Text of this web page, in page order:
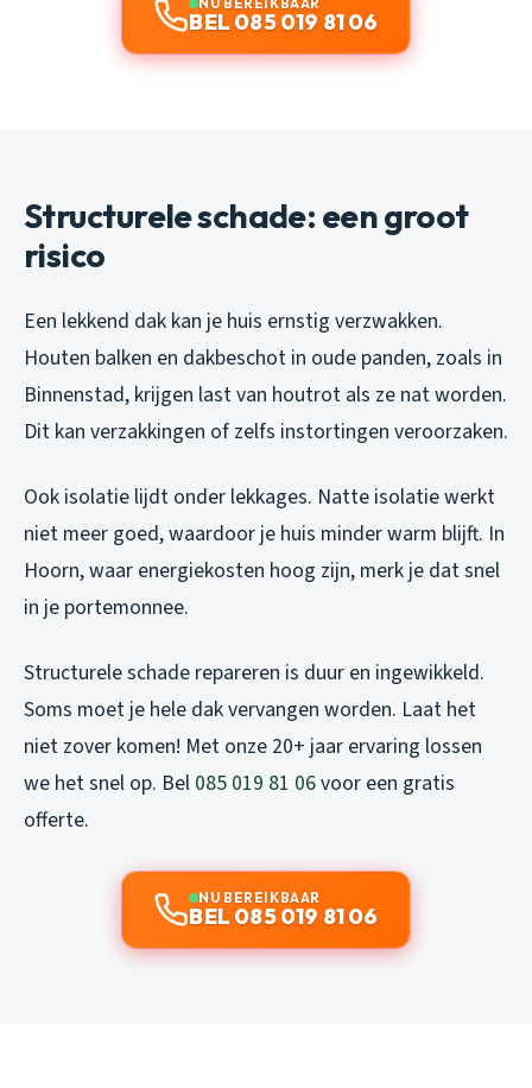
BEL 085 019 81 06
Structurele schade: een groot
risico
Een lekkend dak kan je huis ernstig verzwakken.
Houten balken en dakbeschot in oude panden, zoals in
Binnenstad, krijgen last van houtrot als ze nat worden.
Dit kan verzakkingen of zelfs instortingen veroorzaken.
Ook isolatie lijdt onder lekkages. Natte isolatie werkt
niet meer goed, waardoor je huis minder warm blijft. In
Hoorn, waar energiekosten hoog zijn, merk je dat snel
in je portemonnee.
Structurele schade repareren is duur en ingewikkeld.
Soms moet je hele dak vervangen worden. Laat het
niet zover komen! Met onze 20+ jaar ervaring lossen
we het snel op. Bel 085 019 81 06voor een gratis
offerte.
NU BEREIKBAAR
BEL 085 019 81 06